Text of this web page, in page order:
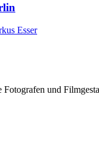
Fotografen und